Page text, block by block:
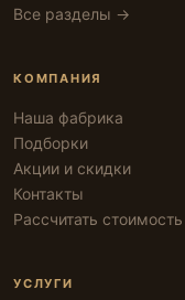
Все разделы →
КОМПАНИЯ
Наша фабрика
Подборки
Акции и скидки
Контакты
Рассчитать стоимость
УСЛУГИ